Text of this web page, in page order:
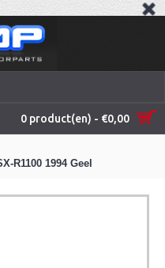
0 product(en) - €0,00
R1100 1994 Geel